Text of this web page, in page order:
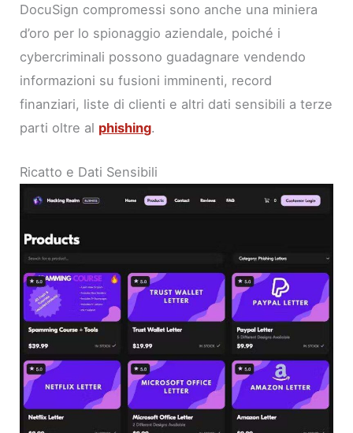
DocuSign compromessi sono anche una miniera
d’oro per lo spionaggio aziendale, poiché i
cybercriminali possono guadagnare vendendo
informazioni su fusioni imminenti, record
finanziari, liste di clienti e altri dati sensibili a terze
parti oltre al phishing.
Ricatto e Dati Sensibili